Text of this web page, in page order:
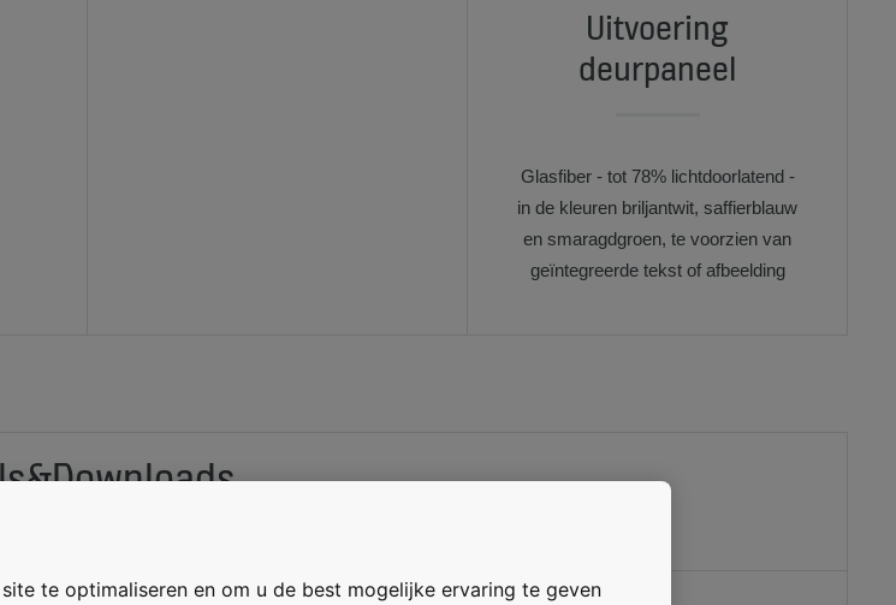
Uitvoering
deurpaneel
Glasfiber - tot 78% lichtdoorlatend -
in de kleuren briljantwit, saffierblauw
en smaragdgroen, te voorzien van
geïntegreerde tekst of afbeelding
te optimaliseren en om u de best mogelijke ervaring te geven